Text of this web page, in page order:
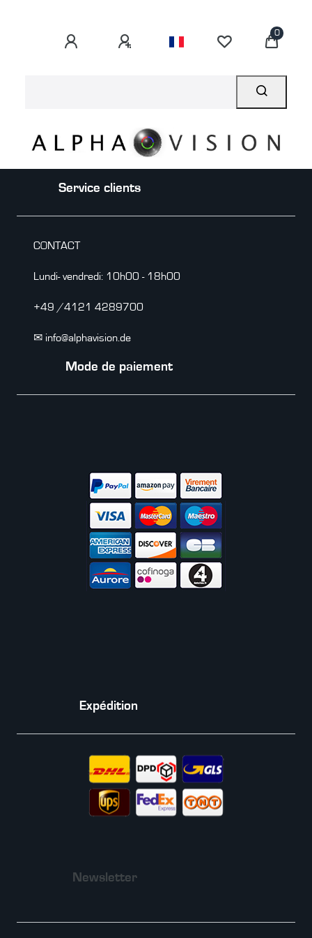
0
Service clients
CONTACT
Lundi- vendredi: 10h00 - 18h00
+49 /4121 4289700
✉ info@alphavision.de
Mode de paiement
Expédition
Newsletter